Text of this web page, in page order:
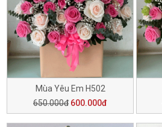
Mùa Yêu Em H502
650.000đ 600.000đ